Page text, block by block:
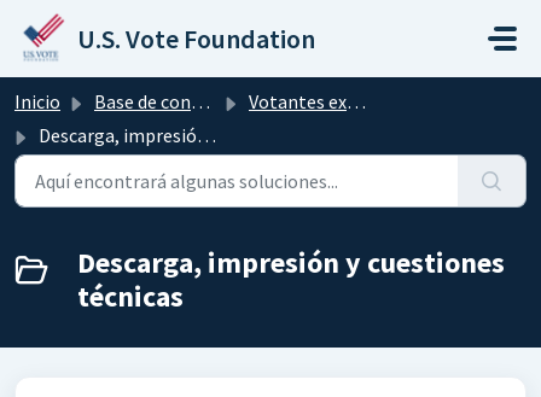
Saltar al contenido principal
U.S. Vote Foundation
Inicio Base de conocimientos
Votantes extranjeros y militares
Descarga, impresión y cuestiones técnicas
Descarga, impresión y cuestiones
técnicas